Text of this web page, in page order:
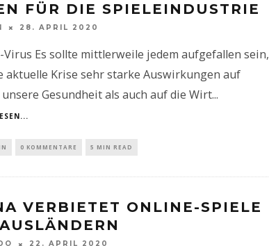
FÜR DIE SPIELEINDUSTRIE
28. APRIL 2020
Virus Es sollte mittlerweile jedem aufgefallen sein,
aktuelle Krise sehr starke Auswirkungen auf
Gesundheit als auch auf die Wirt...
0 KOMMENTARE 5 MIN READ
VERBIETET ONLINE-SPIELE
22. APRIL 2020